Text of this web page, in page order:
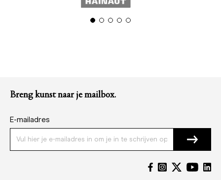
Breng kunst naar je mailbox.
E-mailadres